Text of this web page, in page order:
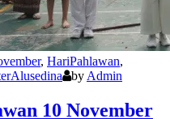
, HariPahlawan,
by Admin
10 November